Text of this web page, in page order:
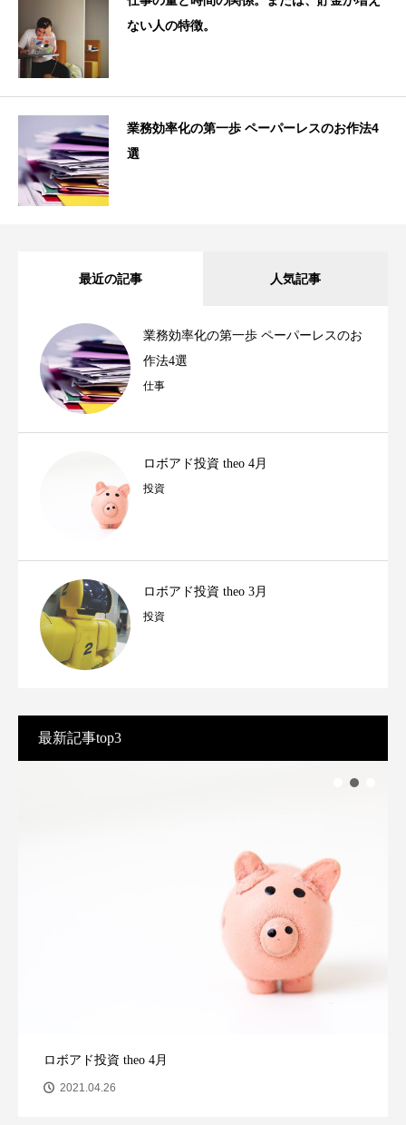
ない人の特徴。
業務効率化の第一歩 ペーパーレスのお作法4
選
最近の記事 人気記事
業務効率化の第一歩 ペーパーレスのお
作法4選
仕事
ロボアド投資 theo 4月
投資
ロボアド投資 theo 3月
投資
最新記事top3
ロボアド投資 theo 4月
2021.04.26